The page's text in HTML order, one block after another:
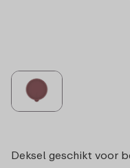
Deksel geschikt voor